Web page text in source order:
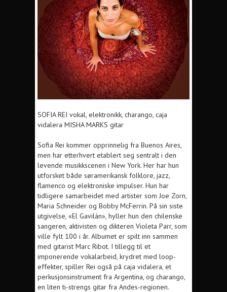
SOFIA REI vokal, elektronikk, charango, caja
vidalera MISHA MARKS gitar
Sofia Rei kommer opprinnelig fra Buenos Aires,
men har etterhvert etablert seg sentralt i den
levende musikkscenen i New York. Her har hun
utforsket både søramerikansk folklore, jazz,
flamenco og elektroniske impulser. Hun har
tidligere samarbeidet med artister som Joe Zorn,
Maria Schneider og Bobby McFerrin. På sin siste
utgivelse, «El Gavilán», hyller hun den chilenske
sangeren, aktivisten og dikteren Violeta Parr, som
ville fylt 100 i år. Albumet er spilt inn sammen
med gitarist Marc Ribot. I tillegg til et
imponerende vokalarbeid, krydret med loop-
effekter, spiller Rei også på caja vidalera, et
perkusjonsinstrument fra Argentina, og charango,
en liten ti-strengs gitar fra Andes-regionen.